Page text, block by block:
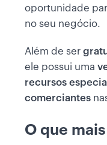
oportunidade
no seu negócio.
Além de ser
ele possui uma
recursos
comerciantes
O que